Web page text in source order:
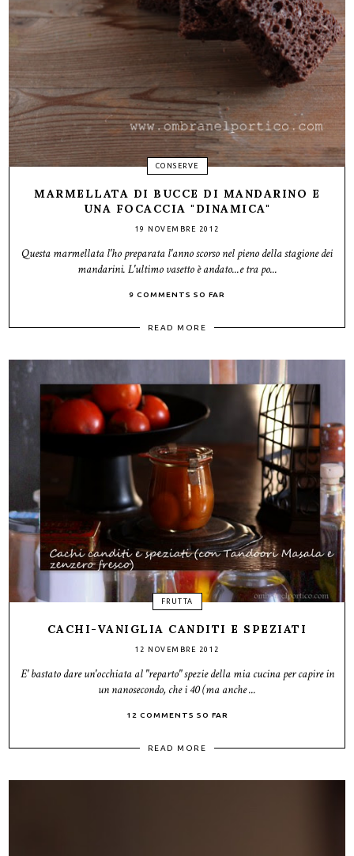
CONSERVE
MARMELLATA DI BUCCE DI MANDARINO E
UNA FOCACCIA "DINAMICA"
19 NOVEMBRE 2012
Questa marmellata l'ho preparata l'anno scorso nel pieno della stagione dei
mandarini. L'ultimo vasetto è andato...e tra po...
9 COMMENTS SO FAR
READ MORE
FRUTTA
CACHI-VANIGLIA CANDITI E SPEZIATI
12 NOVEMBRE 2012
E' bastato dare un'occhiata al "reparto" spezie della mia cucina per capire in
un nanosecondo, che i 40 (ma anche ...
12 COMMENTS SO FAR
READ MORE